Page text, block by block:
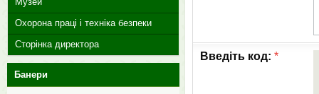
Введіть код: *
Охорона праці і техніка безпеки
Сторінка директора
Банери